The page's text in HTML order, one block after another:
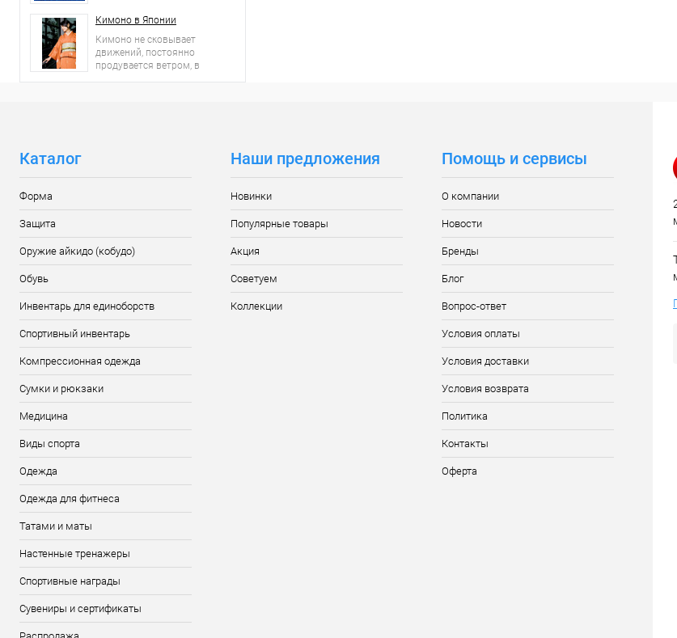
Кимоно в Японии
Кимоно не сковывает
движений, постоянно
продувается ветром, в
Каталог
Форма
Защита
Оружие айкидо (кобудо)
Обувь
Инвентарь для единоборств
Спортивный инвентарь
Компрессионная одежда
Сумки и рюкзаки
Медицина
Виды спорта
Одежда
Одежда для фитнеса
Татами и маты
Настенные тренажеры
Спортивные награды
Сувениры и сертификаты
Наши предложения
Новинки
Популярные товары
Акция
Советуем
Коллекции
Помощь и сервисы
О компании
Новости
Бренды
Блог
Вопрос-ответ
Условия оплаты
Условия доставки
Условия возврата
Политика
Контакты
Оферта